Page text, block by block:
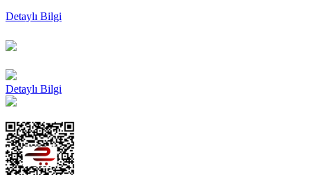
Detaylı Bilgi
Detaylı Bilgi